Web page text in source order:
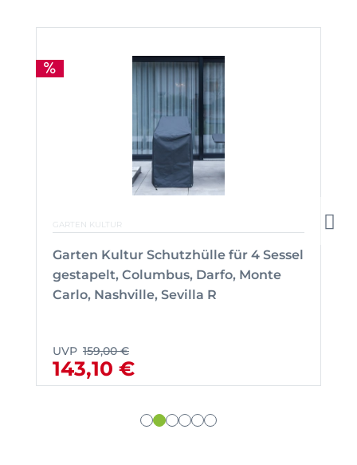
GARTEN KULTUR
Garten Kultur Schutzhülle für 4 Sessel
gestapelt, Columbus, Darfo, Monte
Carlo, Nashville, Sevilla R
UVP 159,00 €
143,10 €